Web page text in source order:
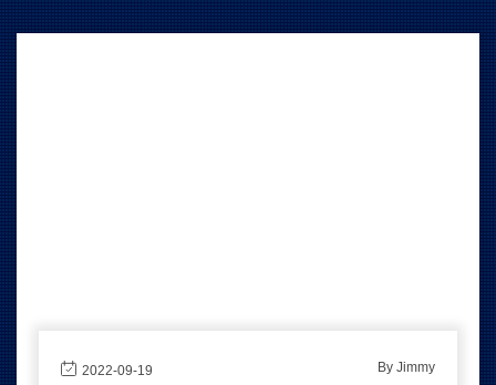
2022-09-19 By Jimmy